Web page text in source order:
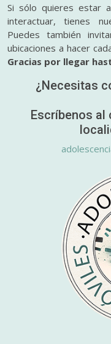
Si sólo quieres estar
interactuar, tienes
Puedes también
ubicaciones a hacer
Gracias por llegar
¿Necesitas
Escríbenos al